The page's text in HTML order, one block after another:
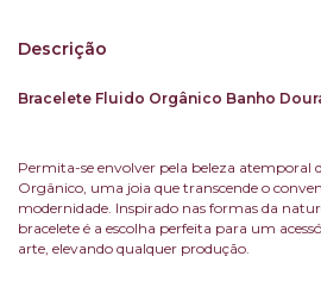
Descrição
Bracelete Fluido Orgânico Banho
Permita-se envolver pela beleza atemporal
Orgânico, uma joia que transcende o
modernidade. Inspirado nas formas da
bracelete é a escolha perfeita para um
arte, elevando qualquer produção.